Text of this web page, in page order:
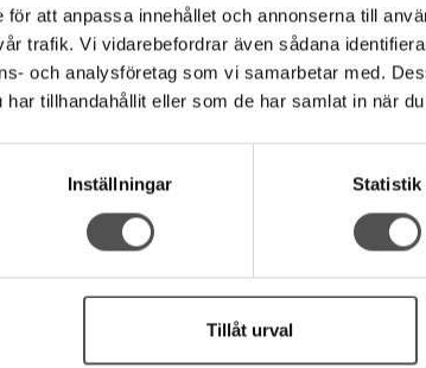
att anpassa innehållet och annonserna till
trafik. Vi vidarebefordrar även sådana
och analysföretag som vi samarbetar med.
har tillhandahållit eller som de har samlat in när
Inställningar Statistik
Tillåt urval
HANDLA
Kontakta oss
Köpguide
Inköp